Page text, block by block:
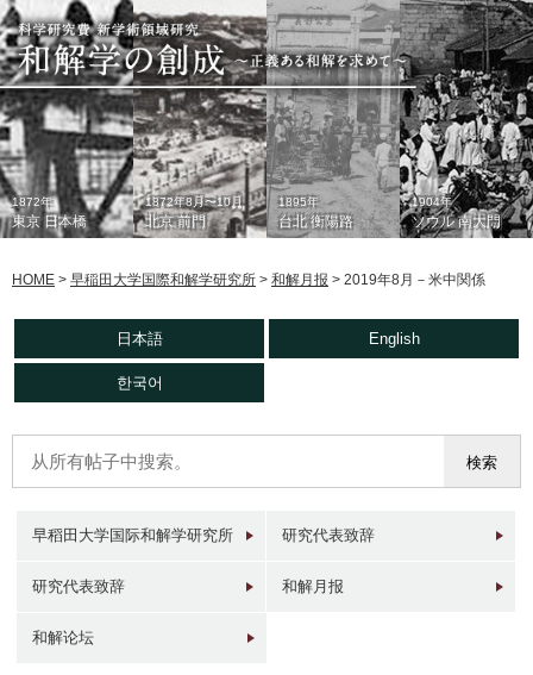
1872年
東京 日本橋
1933年
東京 日本橋
1872年8月〜10月
北京 前門
現在
北京 前門
1895年
台北 衡陽路
1930年代
1904年
ソウル 南大門
2006年
ソウル 南大門
HOME > 早稲田大学国際和解学研究所 > 和解月报 > 2019年8月－米中関係
日本語 English
한국어
早稻田大学国际和解学研究所 研究代表致辞
研究代表致辞 和解月报
和解论坛